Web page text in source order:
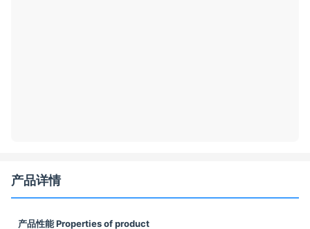
产品详情
产品性能 Properties of product